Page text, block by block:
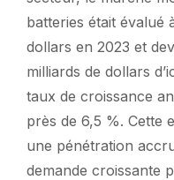
batteries était évalué
dollars en 2023 et
milliards de dollars
taux de croissance
près de 6,5 %. Cette
une pénétration
demande croissante